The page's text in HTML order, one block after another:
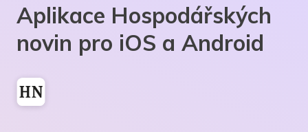
Aplikace Hospodářských
novin pro iOS a Android